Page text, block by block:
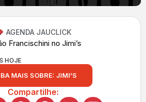
AGENDA JAUCLICK
Francischini no Jimi’s
HOJE
MAIS SOBRE: JIMI'S
Compartilhe: